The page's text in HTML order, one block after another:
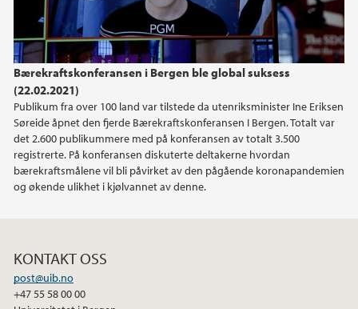
Bærekraftskonferansen i Bergen ble global suksess
(22.02.2021)
Publikum fra over 100 land var tilstede da utenriksminister Ine Eriksen
Søreide åpnet den fjerde Bærekraftskonferansen I Bergen. Totalt var
det 2.600 publikummere med på konferansen av totalt 3.500
registrerte. På konferansen diskuterte deltakerne hvordan
bærekraftsmålene vil bli påvirket av den pågående koronapandemien
og økende ulikhet i kjølvannet av denne.
2018
2017
KONTAKT OSS
post@uib.no
+47 55 58 00 00